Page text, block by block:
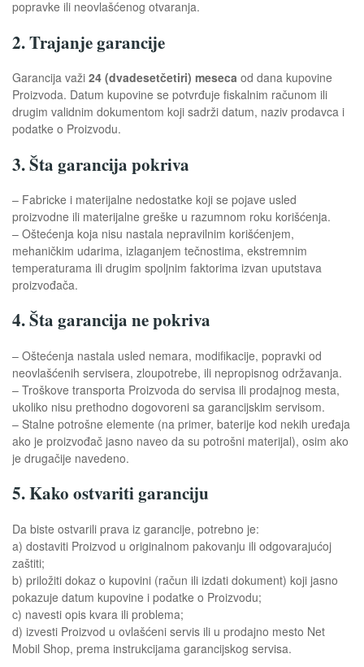
popravke ili neovlašćenog otvaranja.
2. Trajanje garancije
Garancija važi 24 (dvadesetčetiri) meseca od dana kupovine
Proizvoda. Datum kupovine se potvrđuje fiskalnim računom ili
drugim validnim dokumentom koji sadrži datum, naziv prodavca i
podatke o Proizvodu.
3. Šta garancija pokriva
– Fabricke i materijalne nedostatke koji se pojave usled
proizvodne ili materijalne greške u razumnom roku korišćenja.
– Oštećenja koja nisu nastala nepravilnim korišćenjem,
mehaničkim udarima, izlaganjem tečnostima, ekstremnim
temperaturama ili drugim spoljnim faktorima izvan uputstava
proizvođača.
4. Šta garancija ne pokriva
– Oštećenja nastala usled nemara, modifikacije, popravki od
neovlašćenih servisera, zloupotrebe, ili nepropisnog održavanja.
– Troškove transporta Proizvoda do servisa ili prodajnog mesta,
ukoliko nisu prethodno dogovoreni sa garancijskim servisom.
– Stalne potrošne elemente (na primer, baterije kod nekih uređaja
ako je proizvođač jasno naveo da su potrošni materijal), osim ako
je drugačije navedeno.
5. Kako ostvariti garanciju
Da biste ostvarili prava iz garancije, potrebno je:
a) dostaviti Proizvod u originalnom pakovanju ili odgovarajućoj
zaštiti;
b) priložiti dokaz o kupovini (račun ili izdati dokument) koji jasno
pokazuje datum kupovine i podatke o Proizvodu;
c) navesti opis kvara ili problema;
d) izvesti Proizvod u ovlašćeni servis ili u prodajno mesto Net
Mobil Shop, prema instrukcijama garancijskog servisa.